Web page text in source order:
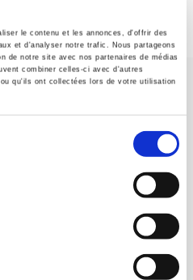
le contenu et les annonces, d'offrir des
et d'analyser notre trafic. Nous partageons
de notre site avec nos partenaires de médias
combiner celles-ci avec d'autres
qu'ils ont collectées lors de votre utilisation
has a threefold role: to publish
works for student use, and to